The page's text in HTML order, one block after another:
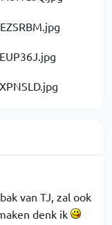
van TJ, zal ook
denk ik